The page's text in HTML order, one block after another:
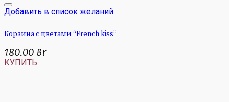
Добавить в список желаний
Корзина с цветами “French kiss”
180.00 Br
КУПИТЬ